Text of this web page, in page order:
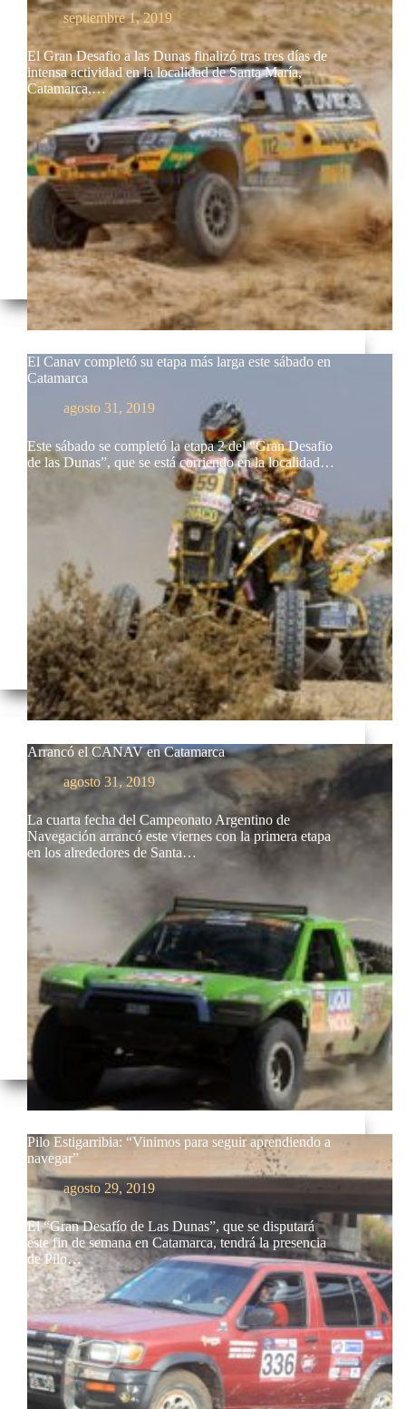
septiembre 1, 2019
El Gran Desafio a las Dunas finalizó tras tres días de
intensa actividad en la localidad de Santa María,
Catamarca,…
El Canav completó su etapa más larga este sábado en
Catamarca
agosto 31, 2019
Este sábado se completó la etapa 2 del “Gran Desafio
de las Dunas”, que se está corriendo en la localidad…
Arrancó el CANAV en Catamarca
agosto 31, 2019
La cuarta fecha del Campeonato Argentino de
Navegación arrancó este viernes con la primera etapa
en los alrededores de Santa…
Pilo Estigarribia: “Vinimos para seguir aprendiendo a
navegar”
agosto 29, 2019
El “Gran Desafío de Las Dunas”, que se disputará
este fin de semana en Catamarca, tendrá la presencia
de Pilo…